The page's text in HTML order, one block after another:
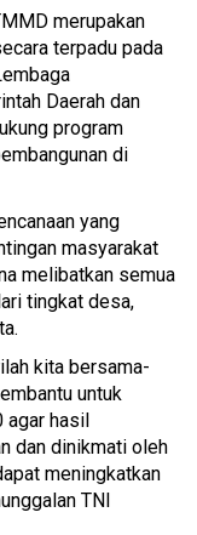
merupakan
terpadu pada
Daerah dan
program
di
yang
masyarakat
melibatkan semua
tingkat desa,
kita bersama-
untuk
hasil
dan dinikmati oleh
meningkatkan
TNI